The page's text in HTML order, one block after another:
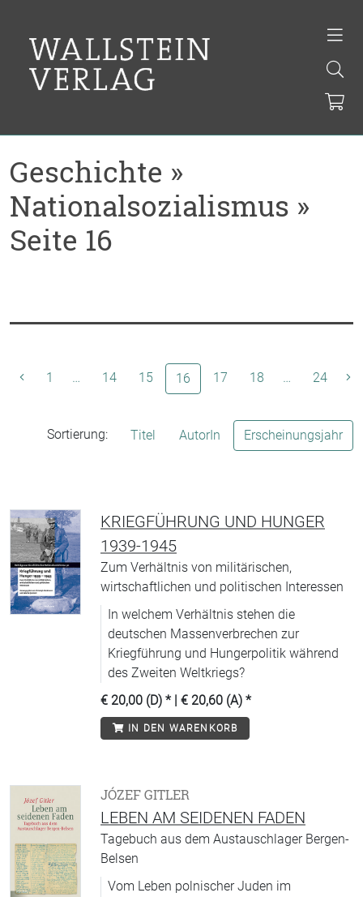
Geschichte »
Nationalsozialismus »
Seite 16
1 … 14 15 16 (aktuelle Seite)
17 18 … 24
Sortierung: Titel AutorIn Erscheinungsjahr
KRIEGFÜHRUNG UND HUNGER
1939-1945
Zum Verhältnis von militärischen,
wirtschaftlichen und politischen Interessen
In welchem Verhältnis stehen die
deutschen Massenverbrechen zur
Kriegführung und Hungerpolitik während
des Zweiten Weltkriegs?
€ 20,00 (D) * | € 20,60 (A) *
IN DEN WARENKORB
JÓZEF GITLER
LEBEN AM SEIDENEN FADEN
Tagebuch aus dem Austauschlager Bergen-
Belsen
Vom Leben polnischer Juden im